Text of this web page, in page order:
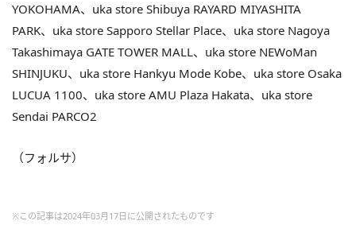
YOKOHAMA、uka store Shibuya RAYARD MIYASHITA
PARK、uka store Sapporo Stellar Place、uka store Nagoya
Takashimaya GATE TOWER MALL、uka store NEWoMan
SHINJUKU、uka store Hankyu Mode Kobe、uka store Osaka
LUCUA 1100、uka store AMU Plaza Hakata、uka store
Sendai PARCO2
（フォルサ）
※この記事は2024年03月17日に公開されたものです